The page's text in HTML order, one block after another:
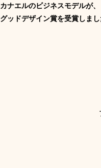
カナエルのビジネスモデルが、
グッドデザイン賞を受賞しまし